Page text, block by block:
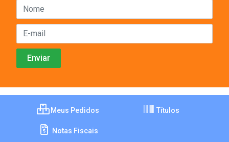
Meus Pedidos Títulos
Notas Fiscais